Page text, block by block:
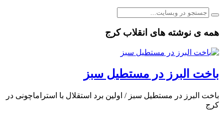
همه ی نوشته های انقلاب کرج
️باخت البرز در مستطیل سبز
️باخت البرز در مستطیل سبز / اولین برد استقلال با استراماچونی در
کرج